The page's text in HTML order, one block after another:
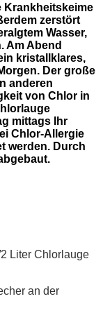
Krankheitskeime
zerstört
Wasser,
Am Abend
kristallklares,
Der große
anderen
von Chlor in
mittags Ihr
Chlor-Allergie
werden. Durch
Liter Chlorlauge
an der